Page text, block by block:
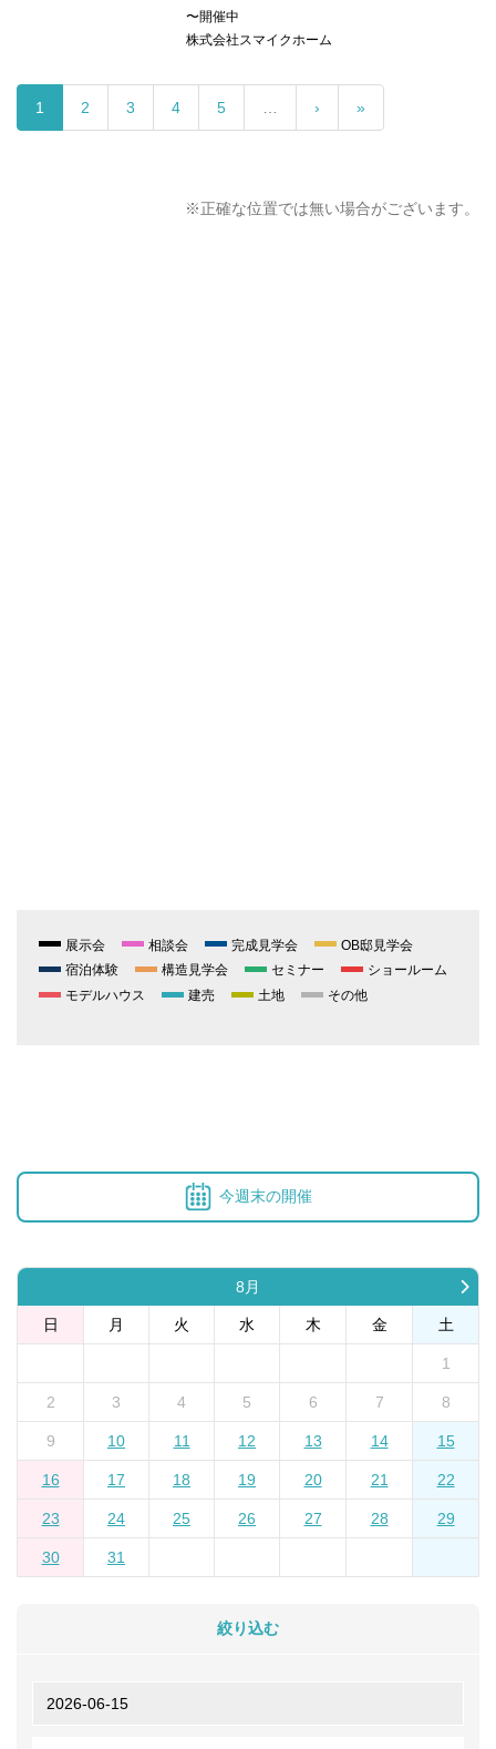
〜開催中
株式会社スマイクホーム
1 2 3 4 5 › »
※正確な位置では無い場合がございます。
展示会 相談会 完成見学会
OB邸見学会
宿泊体験
構造見学会 セミナー
ショールーム
モデルハウス
建売 土地 その他
今週末の開催
8月
日 月 火 水 木 金 土
1
2 3 4 5 6 7 8
9 10 11 12 13 14 15
16 17 18 19 20 21 22
23 24 25 26 27 28 29
30 31
絞り込む